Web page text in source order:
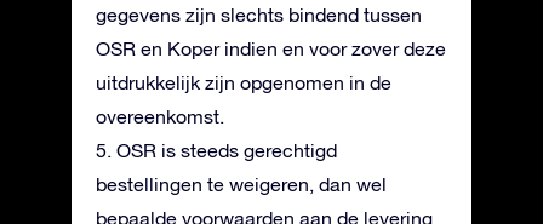
gegevens zijn slechts bindend tussen
OSR en Koper indien en voor zover deze
uitdrukkelijk zijn opgenomen in de
overeenkomst.
5. OSR is steeds gerechtigd
bestellingen te weigeren, dan wel
bepaalde voorwaarden aan de levering